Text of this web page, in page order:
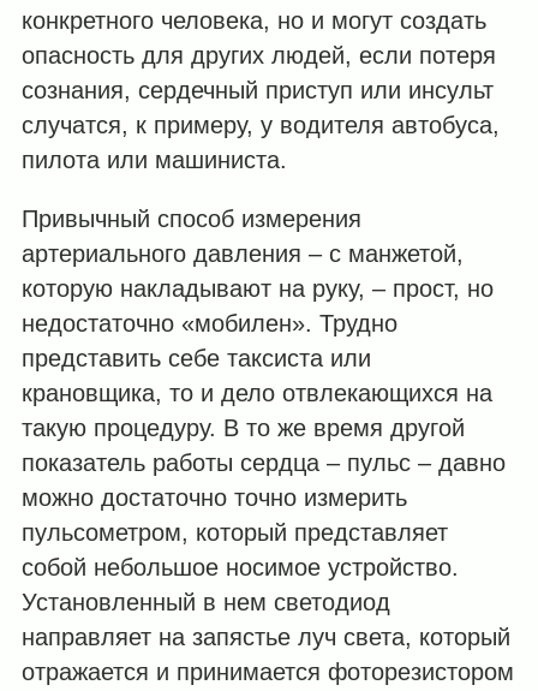
конкретного человека, но и могут создать
опасность для других людей, если потеря
сознания, сердечный приступ или инсульт
случатся, к примеру, у водителя автобуса,
пилота или машиниста.
Привычный способ измерения
артериального давления – с манжетой,
которую накладывают на руку, – прост, но
недостаточно «мобилен». Трудно
представить себе таксиста или
крановщика, то и дело отвлекающихся на
такую процедуру. В то же время другой
показатель работы сердца – пульс – давно
можно достаточно точно измерить
пульсометром, который представляет
собой небольшое носимое устройство.
Установленный в нем светодиод
направляет на запястье луч света, который
отражается и принимается фоторезистором